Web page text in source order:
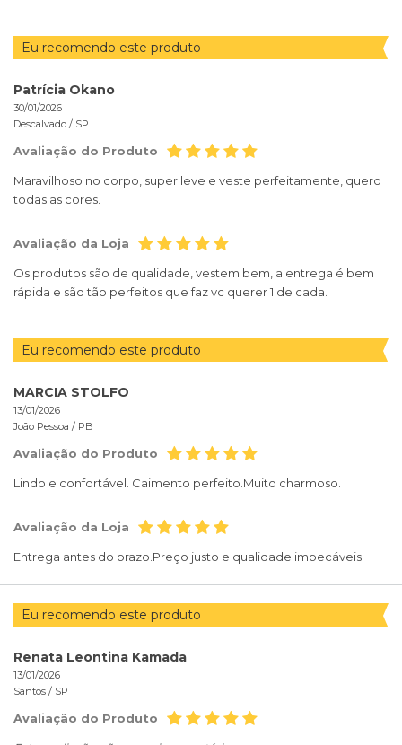
Eu recomendo este produto
Patrícia Okano
30/01/2026
Descalvado / SP
Avaliação do Produto
Maravilhoso no corpo, super leve e veste perfeitamente, quero
todas as cores.
Avaliação da Loja
Os produtos são de qualidade, vestem bem, a entrega é bem
rápida e são tão perfeitos que faz vc querer 1 de cada.
Eu recomendo este produto
MARCIA STOLFO
13/01/2026
João Pessoa / PB
Avaliação do Produto
Lindo e confortável. Caimento perfeito.Muito charmoso.
Avaliação da Loja
Entrega antes do prazo.Preço justo e qualidade impecáveis.
Eu recomendo este produto
Renata Leontina Kamada
13/01/2026
Santos / SP
Avaliação do Produto